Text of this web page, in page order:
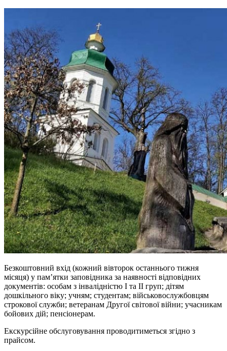
Безкоштовний вхід (кожний вівторок останнього тижня
місяця) у пам’ятки заповідника за наявності відповідних
документів: особам з інвалідністю І та ІІ груп; дітям
дошкільного віку; учням; студентам; військовослужбовцям
строкової служби; ветеранам Другої світової війни; учасникам
бойових дій; пенсіонерам.
Екскурсійне обслуговування проводитиметься згідно з
прайсом.